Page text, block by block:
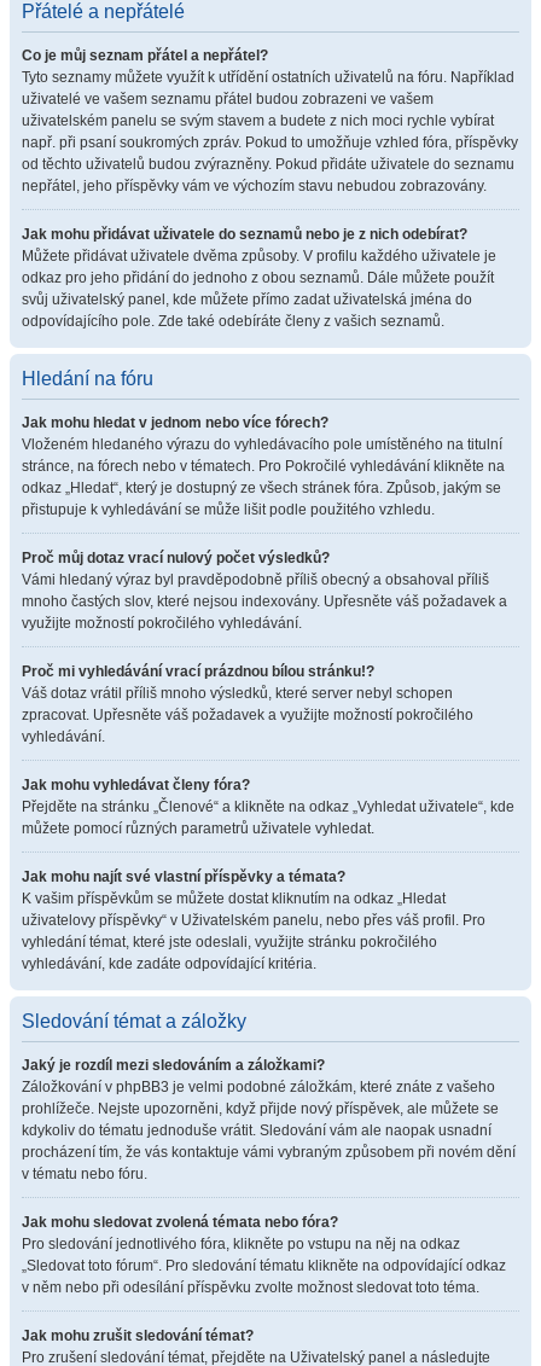
Přátelé a nepřátelé
Co je můj seznam přátel a nepřátel?
Tyto seznamy můžete využít k utřídění ostatních uživatelů na fóru. Například
uživatelé ve vašem seznamu přátel budou zobrazeni ve vašem
uživatelském panelu se svým stavem a budete z nich moci rychle vybírat
např. při psaní soukromých zpráv. Pokud to umožňuje vzhled fóra, příspěvky
od těchto uživatelů budou zvýrazněny. Pokud přidáte uživatele do seznamu
nepřátel, jeho příspěvky vám ve výchozím stavu nebudou zobrazovány.
Jak mohu přidávat uživatele do seznamů nebo je z nich odebírat?
Můžete přidávat uživatele dvěma způsoby. V profilu každého uživatele je
odkaz pro jeho přidání do jednoho z obou seznamů. Dále můžete použít
svůj uživatelský panel, kde můžete přímo zadat uživatelská jména do
odpovídajícího pole. Zde také odebíráte členy z vašich seznamů.
Hledání na fóru
Jak mohu hledat v jednom nebo více fórech?
Vloženém hledaného výrazu do vyhledávacího pole umístěného na titulní
stránce, na fórech nebo v tématech. Pro Pokročilé vyhledávání klikněte na
odkaz „Hledat“, který je dostupný ze všech stránek fóra. Způsob, jakým se
přistupuje k vyhledávání se může lišit podle použitého vzhledu.
Proč můj dotaz vrací nulový počet výsledků?
Vámi hledaný výraz byl pravděpodobně příliš obecný a obsahoval příliš
mnoho častých slov, které nejsou indexovány. Upřesněte váš požadavek a
využijte možností pokročilého vyhledávání.
Proč mi vyhledávání vrací prázdnou bílou stránku!?
Váš dotaz vrátil příliš mnoho výsledků, které server nebyl schopen
zpracovat. Upřesněte váš požadavek a využijte možností pokročilého
vyhledávání.
Jak mohu vyhledávat členy fóra?
Přejděte na stránku „Členové“ a klikněte na odkaz „Vyhledat uživatele“, kde
můžete pomocí různých parametrů uživatele vyhledat.
Jak mohu najít své vlastní příspěvky a témata?
K vašim příspěvkům se můžete dostat kliknutím na odkaz „Hledat
uživatelovy příspěvky“ v Uživatelském panelu, nebo přes váš profil. Pro
vyhledání témat, které jste odeslali, využijte stránku pokročilého
vyhledávání, kde zadáte odpovídající kritéria.
Sledování témat a záložky
Jaký je rozdíl mezi sledováním a záložkami?
Záložkování v phpBB3 je velmi podobné záložkám, které znáte z vašeho
prohlížeče. Nejste upozorněni, když přijde nový příspěvek, ale můžete se
kdykoliv do tématu jednoduše vrátit. Sledování vám ale naopak usnadní
procházení tím, že vás kontaktuje vámi vybraným způsobem při novém dění
v tématu nebo fóru.
Jak mohu sledovat zvolená témata nebo fóra?
Pro sledování jednotlivého fóra, klikněte po vstupu na něj na odkaz
„Sledovat toto fórum“. Pro sledování tématu klikněte na odpovídající odkaz
v něm nebo při odesílání příspěvku zvolte možnost sledovat toto téma.
Jak mohu zrušit sledování témat?
Pro zrušení sledování témat, přejděte na Uživatelský panel a následujte